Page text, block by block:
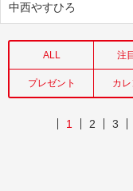
中西やすひろ
ALL 注
プレゼント カ
1 2 3